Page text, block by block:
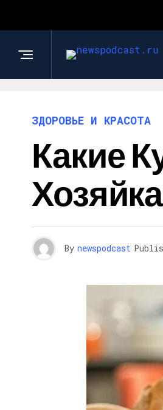
ЗДОРОВЬЕ И КРАСОТА
Какие
By newspodcast